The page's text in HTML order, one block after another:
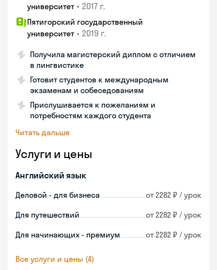
университет • 2017 г.
Пятигорский государственный
университет • 2019 г.
Получила магистерский диплом с отличием
в лингвистике
Готовит студентов к международным
экзаменам и собеседованиям
Прислушивается к пожеланиям и
потребностям каждого студента
Читать дальше
Услуги и цены
Английский язык
Деловой - для бизнеса от 2282 ₽ / урок
Для путешествий от 2282 ₽ / урок
Для начинающих - премиум от 2282 ₽ / урок
Все услуги и цены (4)